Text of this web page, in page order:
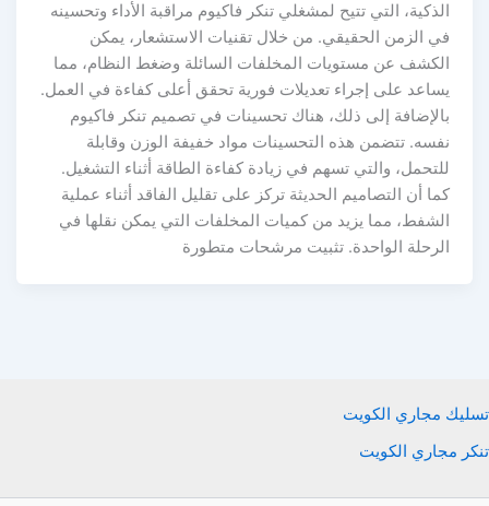
الذكية، التي تتيح لمشغلي تنكر فاكيوم مراقبة الأداء وتحسينه
في الزمن الحقيقي. من خلال تقنيات الاستشعار، يمكن
الكشف عن مستويات المخلفات السائلة وضغط النظام، مما
يساعد على إجراء تعديلات فورية تحقق أعلى كفاءة في العمل.
بالإضافة إلى ذلك، هناك تحسينات في تصميم تنكر فاكيوم
نفسه. تتضمن هذه التحسينات مواد خفيفة الوزن وقابلة
للتحمل، والتي تسهم في زيادة كفاءة الطاقة أثناء التشغيل.
كما أن التصاميم الحديثة تركز على تقليل الفاقد أثناء عملية
الشفط، مما يزيد من كميات المخلفات التي يمكن نقلها في
الرحلة الواحدة. تثبيت مرشحات متطورة
تسليك مجاري الكويت
تنكر مجاري الكويت